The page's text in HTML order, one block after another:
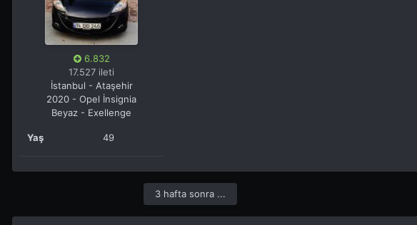
6.832
17.527 ileti
İstanbul - Ataşehir
2020 - Opel İnsignia
Beyaz - Exellenge
Yaş 49
3 hafta sonra ...